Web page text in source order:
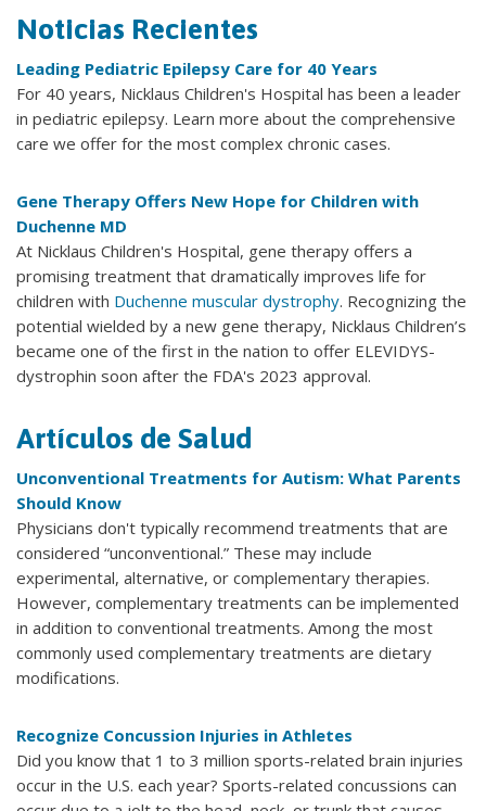
Noticias Recientes
Leading Pediatric Epilepsy Care for 40 Years
For 40 years, Nicklaus Children's Hospital has been a leader
in pediatric epilepsy. Learn more about the comprehensive
care we offer for the most complex chronic cases.
Gene Therapy Offers New Hope for Children with
Duchenne MD
At Nicklaus Children's Hospital, gene therapy offers a
promising treatment that dramatically improves life for
children with Duchenne muscular dystrophy. Recognizing the
potential wielded by a new gene therapy, Nicklaus Children’s
became one of the first in the nation to offer ELEVIDYS-
dystrophin soon after the FDA's 2023 approval.
Artículos de Salud
Unconventional Treatments for Autism: What Parents
Should Know
Physicians don't typically recommend treatments that are
considered “unconventional.” These may include
experimental, alternative, or complementary therapies.
However, complementary treatments can be implemented
in addition to conventional treatments. Among the most
commonly used complementary treatments are dietary
modifications.
Recognize Concussion Injuries in Athletes
Did you know that 1 to 3 million sports-related brain injuries
occur in the U.S. each year? Sports-related concussions can